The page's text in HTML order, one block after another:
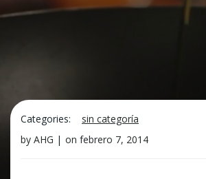
Categories:
sin categoría
by AHG | on febrero 7, 2014